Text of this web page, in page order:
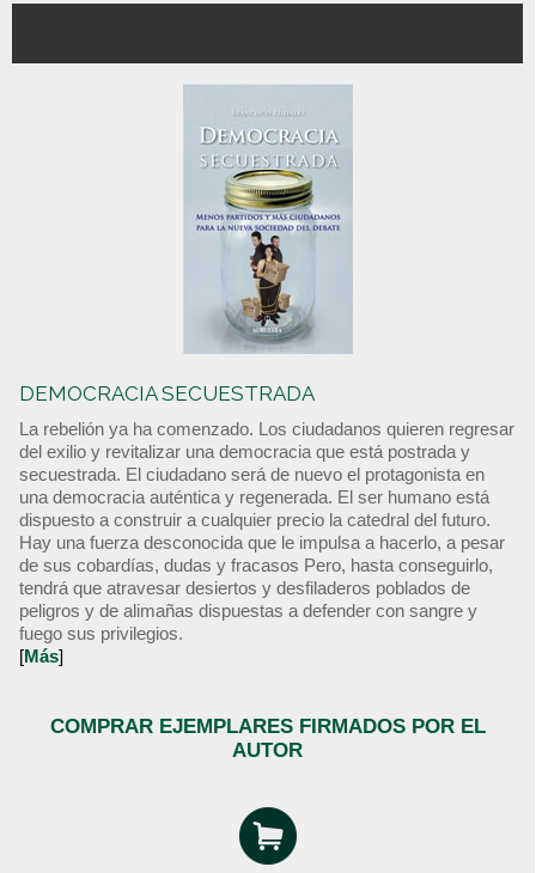
DEMOCRACIA SECUESTRADA
La rebelión ya ha comenzado. Los ciudadanos quieren regresar
del exilio y revitalizar una democracia que está postrada y
secuestrada. El ciudadano será de nuevo el protagonista en
una democracia auténtica y regenerada. El ser humano está
dispuesto a construir a cualquier precio la catedral del futuro.
Hay una fuerza desconocida que le impulsa a hacerlo, a pesar
de sus cobardías, dudas y fracasos Pero, hasta conseguirlo,
tendrá que atravesar desiertos y desfiladeros poblados de
peligros y de alimañas dispuestas a defender con sangre y
fuego sus privilegios.
[Más]
COMPRAR EJEMPLARES FIRMADOS POR EL
AUTOR